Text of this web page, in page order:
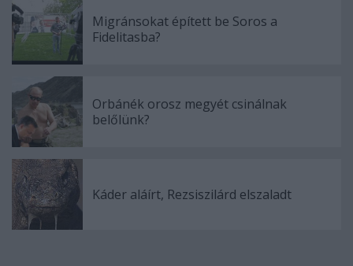
Migránsokat épített be Soros a
Fidelitasba?
Orbánék orosz megyét csinálnak
belőlünk?
Káder aláírt, Rezsiszilárd elszaladt